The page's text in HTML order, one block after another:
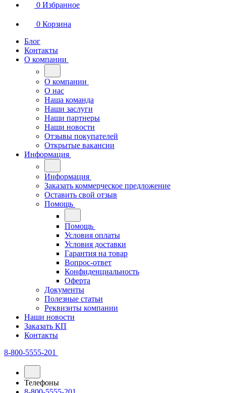
0 Избранное
0 Корзина
Блог
Контакты
О компании
О компании
О нас
Наша команда
Наши заслуги
Наши партнеры
Наши новости
Отзывы покупателей
Открытые вакансии
Информация
Информация
Заказать коммерческое предложение
Оставить свой отзыв
Помощь
Помощь
Условия оплаты
Условия доставки
Гарантия на товар
Вопрос-ответ
Конфиденциальность
Оферта
Документы
Полезные статьи
Реквизиты компании
Наши новости
Заказать КП
Контакты
8-800-5555-201
Телефоны